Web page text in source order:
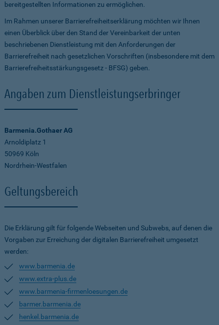
bereitgestellten Informationen zu ermöglichen.
Im Rahmen unserer Barrierefreiheitserklärung möchten wir Ihnen
einen Überblick über den Stand der Vereinbarkeit der unten
beschriebenen Dienstleistung mit den Anforderungen der
Barrierefreiheit nach gesetzlichen Vorschriften (insbesondere mit dem
Barrierefreiheitsstärkungsgesetz - BFSG) geben.
Angaben zum Dienstleistungserbringer
Barmenia.Gothaer AG
Arnoldiplatz 1
50969 Köln
Nordrhein-Westfalen
Geltungsbereich
Die Erklärung gilt für folgende Webseiten und Subwebs, auf denen die
Vorgaben zur Erreichung der digitalen Barrierefreiheit umgesetzt
werden:
www.barmenia.de
www.extra-plus.de
www.barmenia-firmenloesungen.de
barmer.barmenia.de
henkel.barmenia.de